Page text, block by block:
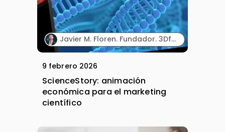
Javier M. Floren. Fundador. 3DforScience.
9 febrero 2026
ScienceStory: animación
económica para el marketing
científico